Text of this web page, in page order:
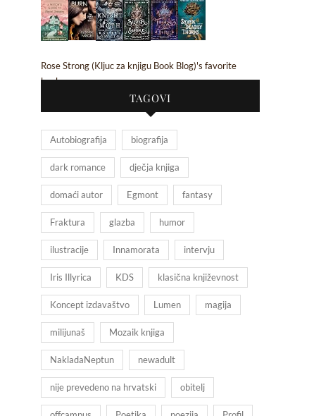
Rose Strong (Kljuc za knjigu Book Blog)'s favorite
books »
TAGOVI
Autobiografija biografija
dark romance dječja knjiga
domaći autor Egmont fantasy
Fraktura glazba humor
ilustracije Innamorata intervju
Iris Illyrica KDS klasična književnost
Koncept izdavaštvo Lumen magija
milijunaš Mozaik knjiga
NakladaNeptun newadult
nije prevedeno na hrvatski obitelj